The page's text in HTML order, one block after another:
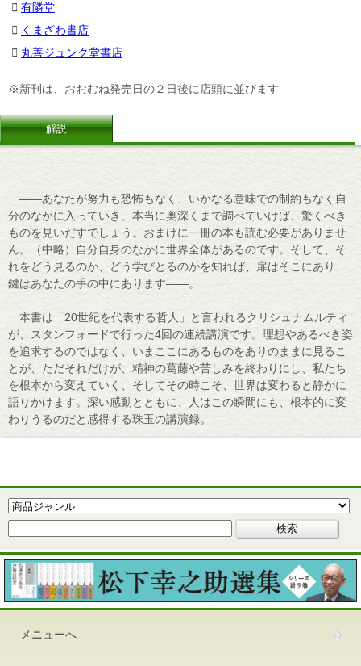
有隣堂
くまざわ書店
丸善ジュンク堂書店
※新刊は、おおむね発売日の２日後に店頭に並びます
解説
――あなたが努力も恐怖もなく、いかなる意味での制約もなく自
分のなかに入っていき、本当に奥深くまで調べていけば、驚くべき
ものを見いだすでしょう。おまけに一冊の本も読む必要がありませ
ん。（中略）自分自身のなかに世界全体があるのです。そして、そ
れをどう見るのか、どう学びとるのかを知れば、扉はそこにあり、
鍵はあなたの手の中にあります――。
本書は「20世紀を代表する哲人」と言われるクリシュナムルティ
が、スタンフォードで行った4回の連続講演です。理想やあるべき姿
を追求するのではなく、いまここにあるものをありのままに見るこ
とが、ただそれだけが、精神の葛藤や苦しみを終わりにし、私たち
を根本から変えていく、そしてその時こそ、世界は変わると静かに
語りかけます。深い感動とともに、人はこの瞬間にも、根本的に変
わりうるのだと感得する珠玉の講演録。
メニューへ